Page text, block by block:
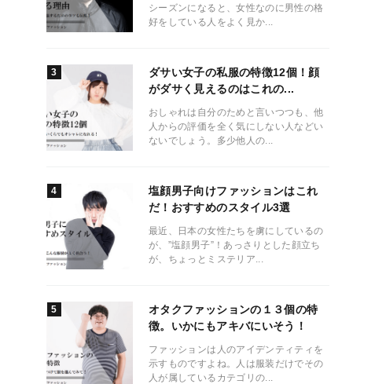
シーズンになると、女性なのに男性の格
好をしている人をよく見か...
ダサい女子の私服の特徴12個！顔
がダサく見えるのはこれの...
おしゃれは自分のためと言いつつも、他
人からの評価を全く気にしない人などい
ないでしょう。多少他人の...
塩顔男子向けファッションはこれ
だ！おすすめのスタイル3選
最近、日本の女性たちを虜にしているの
が、”塩顔男子”！あっさりとした顔立ち
が、ちょっとミステリア...
オタクファッションの１３個の特
徴。いかにもアキバにいそう！
ファッションは人のアイデンティティを
示すものですよね。人は服装だけでその
人が属しているカテゴリの...